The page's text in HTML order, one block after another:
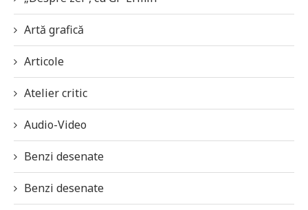
Artă grafică
Articole
Atelier critic
Audio-Video
Benzi desenate
Benzi desenate